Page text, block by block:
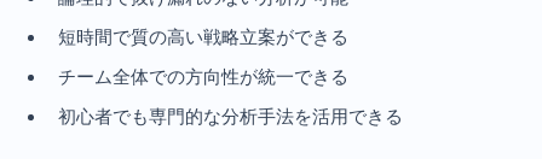
短時間で質の高い戦略立案ができる
チーム全体での方向性が統一できる
初心者でも専門的な分析手法を活用できる